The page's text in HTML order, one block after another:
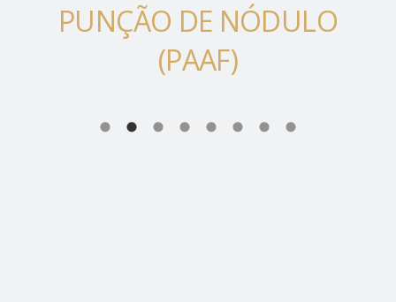
PUNÇÃO DE NÓDULO
(PAAF)